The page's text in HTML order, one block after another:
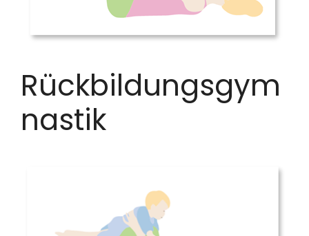
Rückbildungsgym
nastik